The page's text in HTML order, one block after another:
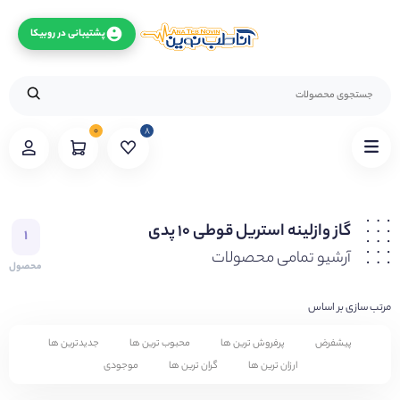
۰ ۸
گاز وازلینه استریل قوطی ۱۰ پدی
آرشیو تمامی محصولات
۱
محصول
مرتب سازی بر اساس
پیشفرض پرفروش ترین ها محبوب ترین ها
جدیدترین ها
ارزان ترین ها
گران ترین ها موجودی
پشتیبانی در روبیکا